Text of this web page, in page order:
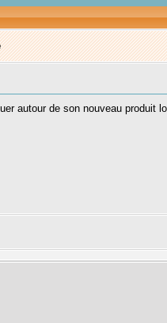
autour de son nouveau produit